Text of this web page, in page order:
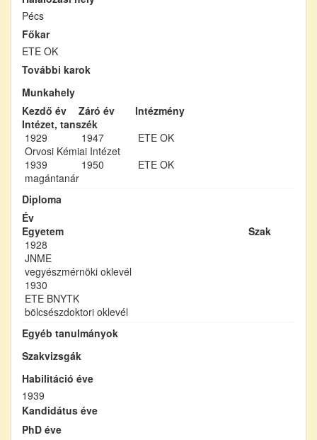
Pécs
Főkar
ETE OK
További karok
Munkahely
Kezdő év
Záró év
Intézmény
Intézet, tanszék
1929
1947
ETE OK
Orvosi Kémiai Intézet
1939
1950
ETE OK
magántanár
Diploma
Év
Egyetem
Szak
1928
JNME
vegyészmérnöki oklevél
1930
ETE BNYTK
bölcsészdoktori oklevél
Egyéb tanulmányok
Szakvizsgák
Habilitáció éve
1939
Kandidátus éve
PhD éve